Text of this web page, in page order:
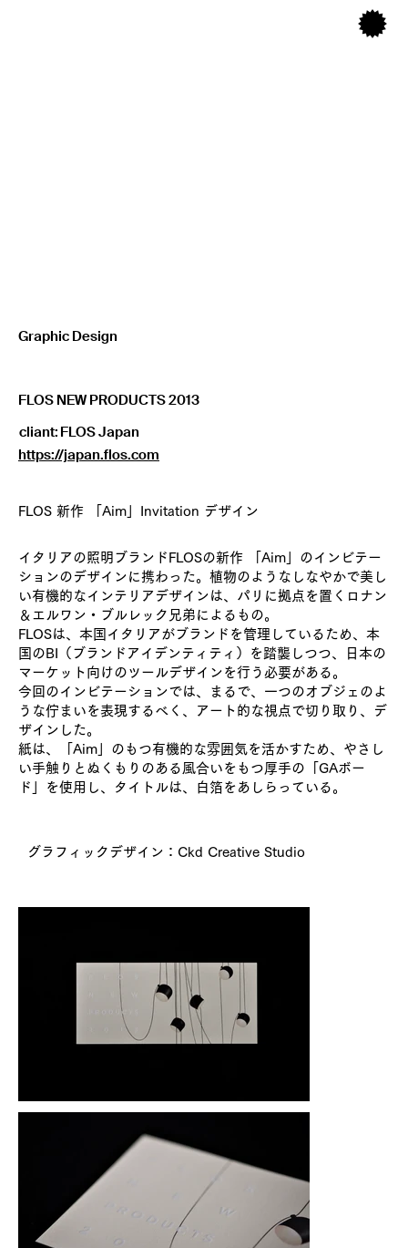
Graphic Design
FLOS NEW PRODUCTS 2013
https://japan.flos.com
cliant: FLOS Japan
イタリアの照明ブランドFLOSの新作 「Aim」のインビテー
ションのデザインに携わった。植物のようなしなやかで美し
い有機的なインテリアデザインは、パリに拠点を置くロナン
＆エルワン・ブルレック兄弟によるもの。
FLOSは、本国イタリアがブランドを管理しているため、本
国のBI（ブランドアイデンティティ）を踏襲しつつ、日本の
マーケット向けのツールデザインを行う必要がある。
今回のインビテーションでは、まるで、一つのオブジェのよ
うな佇まいを表現するべく、アート的な視点で切り取り、デ
ザインした。
紙は、「Aim」のもつ有機的な雰囲気を活かすため、やさし
い手触りとぬくもりのある風合いをもつ厚手の「GAボー
ド」を使用し、タイトルは、白箔をあしらっている。
FLOS 新作 「Aim」Invitation デザイン
グラフィックデザイン：Ckd Creative Studio